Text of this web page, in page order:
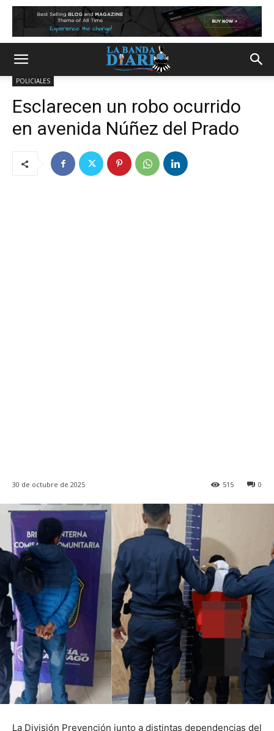
POLICIALES
Esclarecen un robo ocurrido
en avenida Núñez del Prado
30 de octubre de 2025 0
515
La División Prevención junto a distintas dependencias del